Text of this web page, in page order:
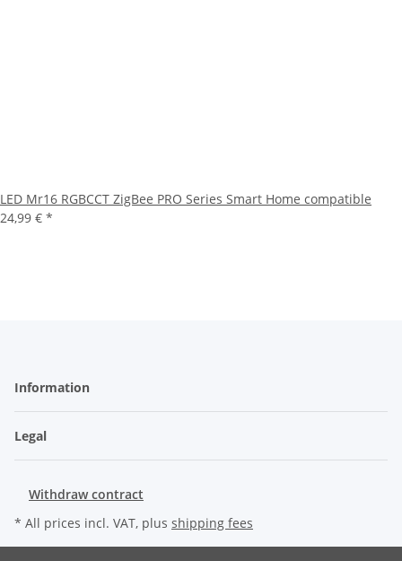
LED Mr16 RGBCCT ZigBee PRO Series Smart Home compatible
24,99 € *
Information
Legal
Withdraw contract
* All prices incl. VAT, plus shipping fees